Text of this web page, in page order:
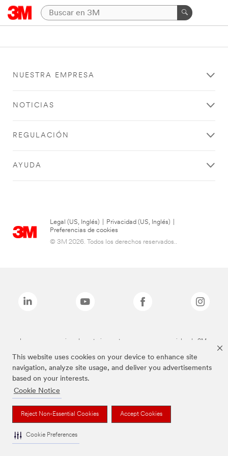
This website uses cookies on your device to enhance site
navigation, analyze site usage, and deliver you advertisements
based on your interests.
Cookie Notice
Reject Non-Essential Cookies Accept Cookies
Cookie Preferences
NUESTRA EMPRESA
NOTICIAS
REGULACIÓN
AYUDA
Legal (US, Inglés) Privacidad (US, Inglés)
Preferencias de cookies
© 3M 2026. Todos los derechos reservados..
Las marcas mencionadas anteriormente son marcas comerciales de 3M.